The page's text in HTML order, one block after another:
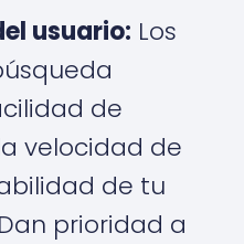
usuario: Los
de
velocidad de
de tu
prioridad a